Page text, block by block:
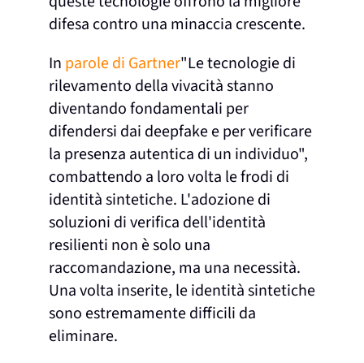
difesa contro una minaccia crescente.
In parole di Gartner"Le tecnologie di
rilevamento della vivacità stanno
diventando fondamentali per
difendersi dai deepfake e per verificare
la presenza autentica di un individuo",
combattendo a loro volta le frodi di
identità sintetiche. L'adozione di
soluzioni di verifica dell'identità
resilienti non è solo una
raccomandazione, ma una necessità.
Una volta inserite, le identità sintetiche
sono estremamente difficili da
eliminare.